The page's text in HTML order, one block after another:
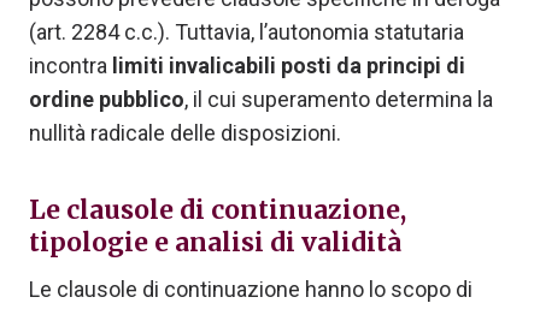
(art. 2284 c.c.). Tuttavia, l’autonomia statutaria
incontra limiti invalicabili posti da principi di
ordine pubblico, il cui superamento determina la
nullità radicale delle disposizioni.
Le clausole di continuazione,
tipologie e analisi di validità
Le clausole di continuazione hanno lo scopo di